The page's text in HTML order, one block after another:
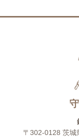
〒302-0128 茨城